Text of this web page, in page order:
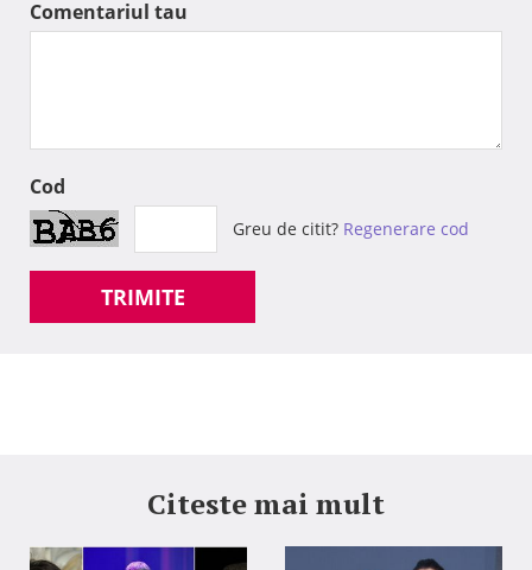
Comentariul tau
Cod
Greu de citit? Regenerare cod
TRIMITE
Citeste mai mult